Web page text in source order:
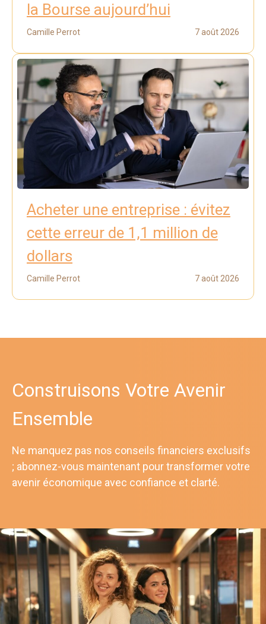
la Bourse aujourd’hui
Camille Perrot 7 août 2026
Acheter une entreprise : évitez
cette erreur de 1,1 million de
dollars
Camille Perrot 7 août 2026
Construisons Votre Avenir
Ensemble
Ne manquez pas nos conseils financiers exclusifs
; abonnez-vous maintenant pour transformer votre
avenir économique avec confiance et clarté.